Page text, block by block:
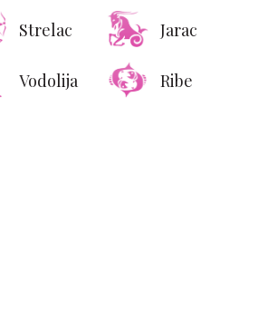
Strelac Jarac
Vodolija Ribe